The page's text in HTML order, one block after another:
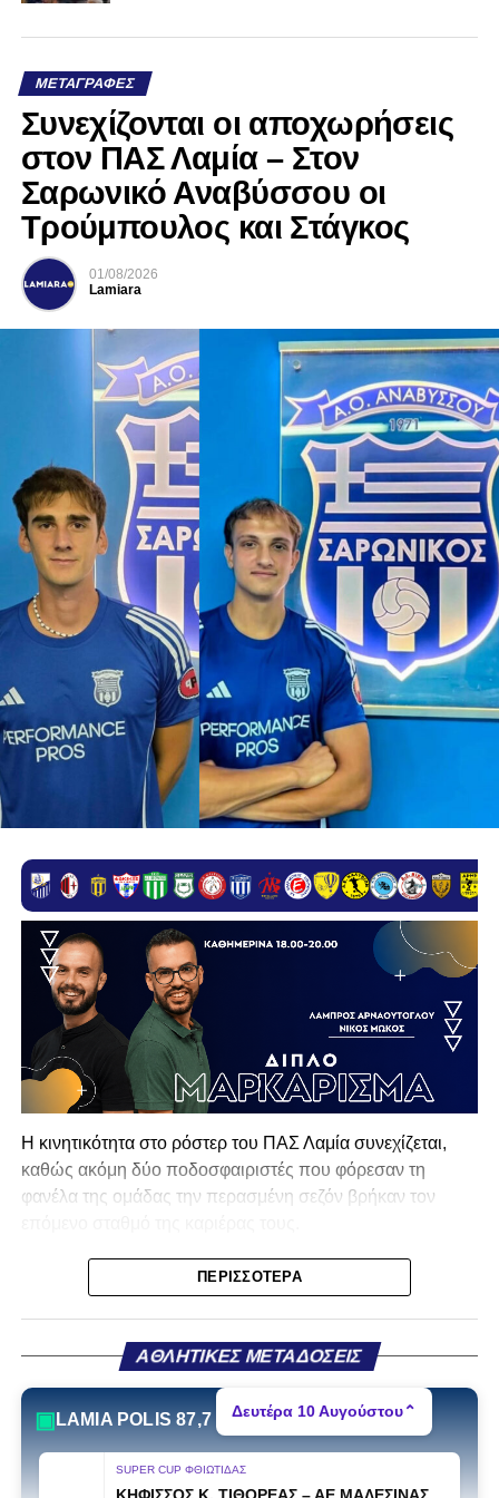
ΜΕΤΑΓΡΑΦΈΣ
Συνεχίζονται οι αποχωρήσεις
στον ΠΑΣ Λαμία – Στον
Σαρωνικό Αναβύσσου οι
Τρούμπουλος και Στάγκος
01/08/2026
Lamiara
Η κινητικότητα στο ρόστερ του ΠΑΣ Λαμία συνεχίζεται,
καθώς ακόμη δύο ποδοσφαιριστές που φόρεσαν τη
φανέλα της ομάδας την περασμένη σεζόν βρήκαν τον
Ο λόγος για τον Βασίλη Τρούμπουλο και τον Χρυσόστομο
Στάγκο, οι οποίοι θα συνεχίσουν μαζί την ποδοσφαιρική
τους πορεία στον Σαρωνικό Αναβύσσου, με τον σύλλογο
να ανακοινώνει επίσημα την απόκτησή τους.
Ιδιαίτερο ενδιαφέρον παρουσιάζει η περίπτωση του
Βασίλη Τρούμπουλου, ο οποίος βρέθηκε στο στόχαστρο
αρκετών ομάδων το φετινό καλοκαίρι. Ανάμεσα στους
ΠΕΡΙΣΣΌΤΕΡΑ
ΑΘΛΗΤΙΚΕΣ ΜΕΤΑΔΟΣΕΙΣ
▣LAMIA POLIS 87,7 Δευτέρα 10 Αυγούστου⌃
SUPER CUP ΦΘΙΩΤΙΔΑΣ
ΚΗΦΙΣΣΟΣ Κ. ΤΙΘΟΡΕΑΣ –ΑΕ ΜΑΛΕΣΙΝΑΣ